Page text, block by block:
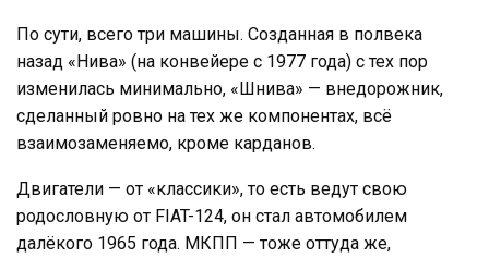
По сути, всего три машины. Созданная в полвека
назад «Нива» (на конвейере с 1977 года) с тех пор
изменилась минимально, «Шнива» — внедорожник,
сделанный ровно на тех же компонентах, всё
взаимозаменяемо, кроме карданов.
Двигатели — от «классики», то есть ведут свою
родословную от FIAT-124, он стал автомобилем
далёкого 1965 года. МКПП — тоже оттуда же,